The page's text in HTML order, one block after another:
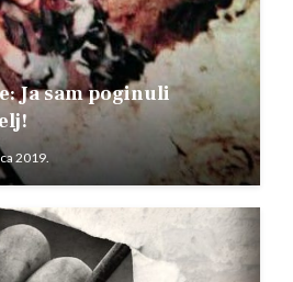
Ja sam poginuli
2019.